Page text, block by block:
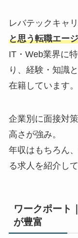
レバテックキャリ
と思う転職エー
IT・Web業界に
り、経験・知識
在籍しています。
企業別に面接対
高さが強み。
年収はもちろん
る求人を紹介し
ワークポート
が豊富